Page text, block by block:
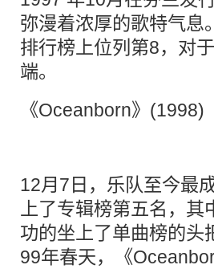
弥漫着浓厚的歌特气息
排行榜上位列第8，对
端。
《Oceanborn》(1998)
12月7日，乐队至今最
上了专辑榜第五名，其
功的坐上了单曲榜的头
99年春天，《